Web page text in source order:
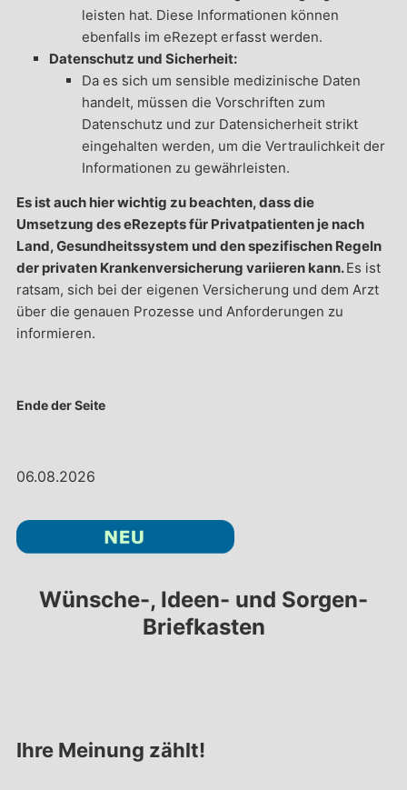
06.08.2026
Wünsche-, Ideen- und Sorgen-
Briefkasten
Ihre Meinung zählt!
leisten hat. Diese Informationen können
ebenfalls im eRezept erfasst werden.
Datenschutz und Sicherheit:
Da es sich um sensible medizinische Daten
handelt, müssen die Vorschriften zum
Datenschutz und zur Datensicherheit strikt
eingehalten werden, um die Vertraulichkeit der
Informationen zu gewährleisten.
Es ist auch hier wichtig zu beachten, dass die
Umsetzung des eRezepts für Privatpatienten je nach
Land, Gesundheitssystem und den spezifischen Regeln
der privaten Krankenversicherung variieren kann.Es ist
ratsam, sich bei der eigenen Versicherung und dem Arzt
über die genauen Prozesse und Anforderungen zu
informieren.
Ende der Seite